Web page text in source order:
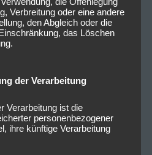
Verbreitung oder eine andere
den Abgleich oder die
das Löschen
der Verarbeitung
Verarbeitung ist die
personenbezogener
ihre künftige Verarbeitung